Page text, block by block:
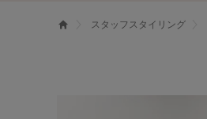
スタッフスタイリング